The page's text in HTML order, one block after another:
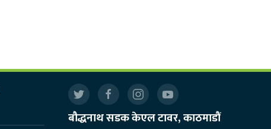
बौद्धनाथ सडक केएल टावर, काठमाडौं